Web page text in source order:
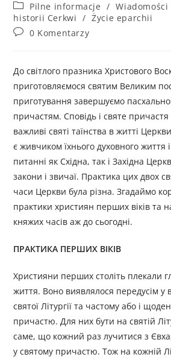
Pilne informacje /
historii Cerkwi / Życie eparchii
0 Komentarzy
До світлого празника Христового
приготов­ляємося святим Великим
приготування за­вершуємо
причастям. Сповідь і святе
важливі святі таїнства в житті
є живчиком їхнього духовного життя
питанні як Східна, так і Західна
закони і звичаї. Практика цих двох
часи Церкви була різна. Згадаймо
практики християн перших віків та
княжих часів аж до сьогодні.
ПРАКТИКА ПЕРШИХ ВІКІВ
Християни перших століть плекали
життя. Воно виявлялося передусім у
святої Літургії та частому або і
причастю. Для них бути на святій
саме, що кожний раз лучитися з
у святому причастю. Тож на кожній